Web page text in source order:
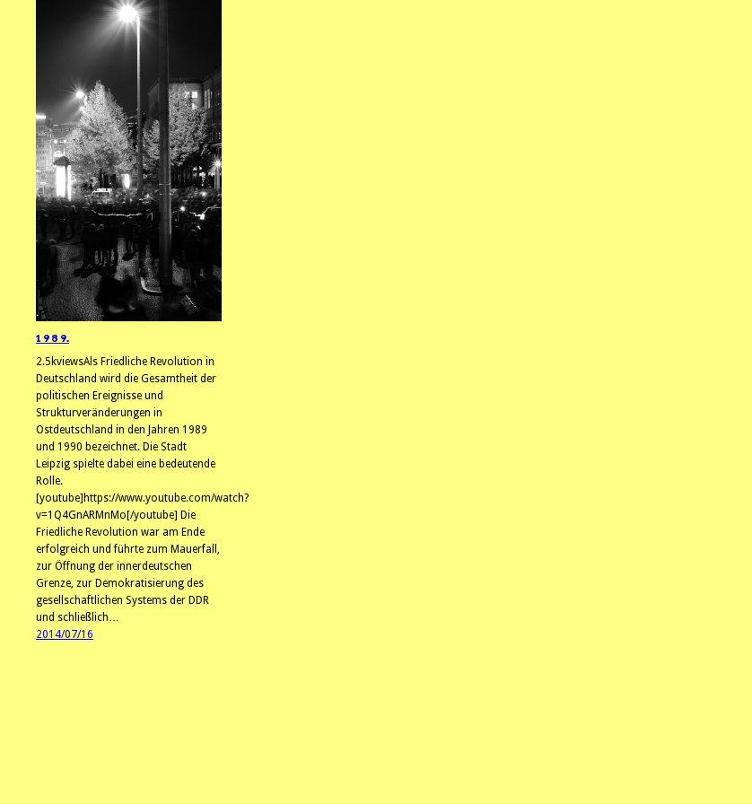
1 9 8 9.
2.5kviewsAls Friedliche Revolution in
Deutschland wird die Gesamtheit der
politischen Ereignisse und
Strukturveränderungen in
Ostdeutschland in den Jahren 1989
und 1990 bezeichnet. Die Stadt
Leipzig spielte dabei eine bedeutende
Rolle.
[youtube]https://www.youtube.com/watch?
v=1Q4GnARMnMo[/youtube] Die
Friedliche Revolution war am Ende
erfolgreich und führte zum Mauerfall,
zur Öffnung der innerdeutschen
Grenze, zur Demokratisierung des
gesellschaftlichen Systems der DDR
und schließlich…
2014/07/16